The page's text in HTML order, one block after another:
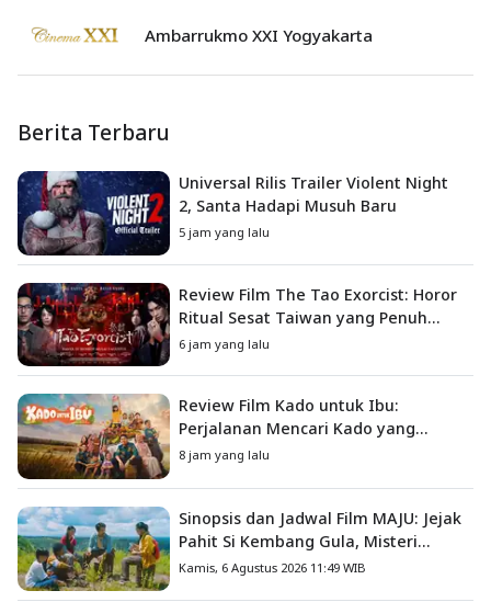
Ambarrukmo XXI Yogyakarta
Berita Terbaru
Universal Rilis Trailer Violent Night
2, Santa Hadapi Musuh Baru
5 jam yang lalu
Review Film The Tao Exorcist: Horor
Ritual Sesat Taiwan yang Penuh
Misteri dan Teror Psikologis
6 jam yang lalu
Review Film Kado untuk Ibu:
Perjalanan Mencari Kado yang
Mengajarkan Arti Keluarga
8 jam yang lalu
Sinopsis dan Jadwal Film MAJU: Jejak
Pahit Si Kembang Gula, Misteri
Hilangnya Bagas di Lokasi Jambore
Kamis, 6 Agustus 2026 11:49 WIB